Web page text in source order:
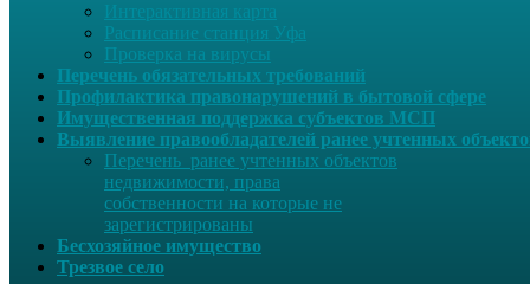
Интерактивная карта
Расписание станция Уфа
Проверка на вирусы
Перечень обязательных требований
Профилактика правонарушений в бытовой сфере
Имущественная поддержка субъектов МСП
Выявление правообладателей ранее учтенных
Перечень ранее учтенных объектов
недвижимости, права
собственности на которые не
зарегистрированы
Бесхозяйное имущество
Трезвое село